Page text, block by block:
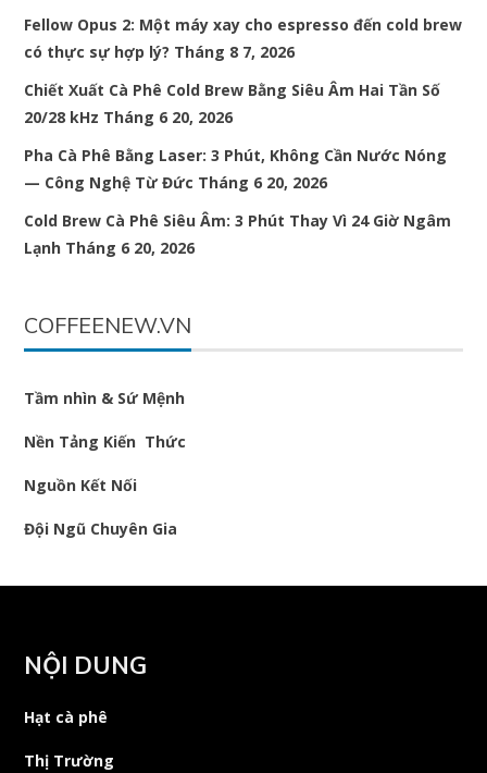
Fellow Opus 2: Một máy xay cho espresso đến cold brew
có thực sự hợp lý? Tháng 8 7, 2026
Chiết Xuất Cà Phê Cold Brew Bằng Siêu Âm Hai Tần Số
20/28 kHz Tháng 6 20, 2026
Pha Cà Phê Bằng Laser: 3 Phút, Không Cần Nước Nóng
— Công Nghệ Từ Đức Tháng 6 20, 2026
Cold Brew Cà Phê Siêu Âm: 3 Phút Thay Vì 24 Giờ Ngâm
Lạnh Tháng 6 20, 2026
COFFEENEW.VN
Tầm nhìn & Sứ Mệnh
Nền Tảng Kiến Thức
Nguồn Kết Nối
Đội Ngũ Chuyên Gia
NỘI DUNG
Hạt cà phê
Thị Trường